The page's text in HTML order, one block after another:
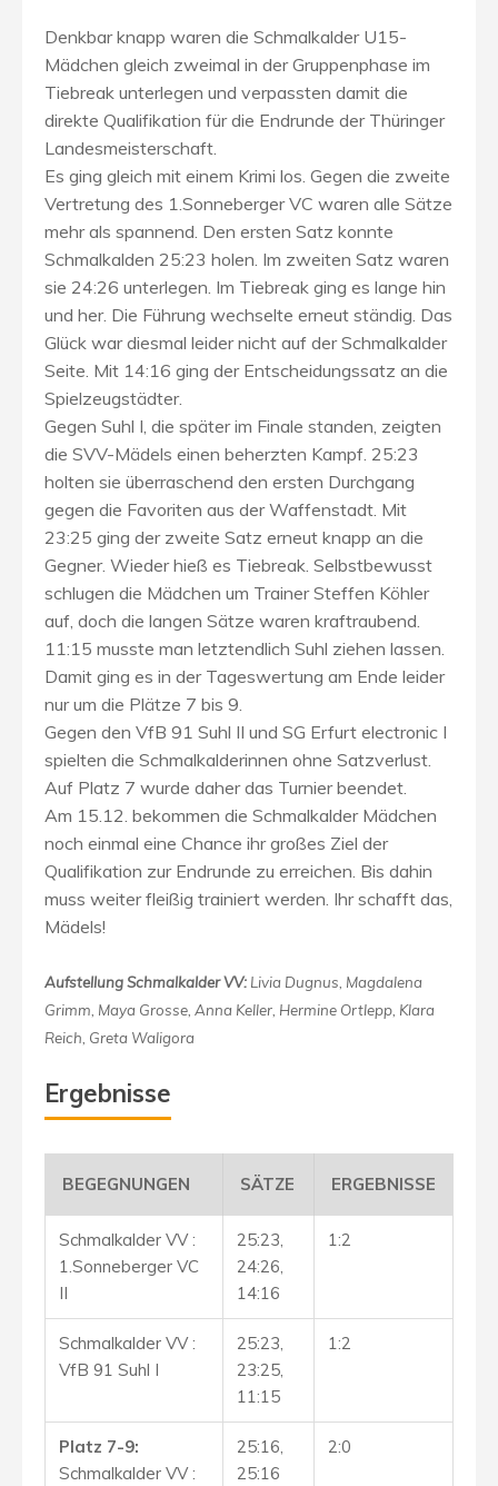
Denkbar knapp waren die Schmalkalder U15-
Mädchen gleich zweimal in der Gruppenphase im
Tiebreak unterlegen und verpassten damit die
direkte Qualifikation für die Endrunde der Thüringer
Landesmeisterschaft.
Es ging gleich mit einem Krimi los. Gegen die zweite
Vertretung des 1.Sonneberger VC waren alle Sätze
mehr als spannend. Den ersten Satz konnte
Schmalkalden 25:23 holen. Im zweiten Satz waren
sie 24:26 unterlegen. Im Tiebreak ging es lange hin
und her. Die Führung wechselte erneut ständig. Das
Glück war diesmal leider nicht auf der Schmalkalder
Seite. Mit 14:16 ging der Entscheidungssatz an die
Spielzeugstädter.
Gegen Suhl I, die später im Finale standen, zeigten
die SVV-Mädels einen beherzten Kampf. 25:23
holten sie überraschend den ersten Durchgang
gegen die Favoriten aus der Waffenstadt. Mit
23:25 ging der zweite Satz erneut knapp an die
Gegner. Wieder hieß es Tiebreak. Selbstbewusst
schlugen die Mädchen um Trainer Steffen Köhler
auf, doch die langen Sätze waren kraftraubend.
11:15 musste man letztendlich Suhl ziehen lassen.
Damit ging es in der Tageswertung am Ende leider
nur um die Plätze 7 bis 9.
Gegen den VfB 91 Suhl II und SG Erfurt electronic I
spielten die Schmalkalderinnen ohne Satzverlust.
Auf Platz 7 wurde daher das Turnier beendet.
Am 15.12. bekommen die Schmalkalder Mädchen
noch einmal eine Chance ihr großes Ziel der
Qualifikation zur Endrunde zu erreichen. Bis dahin
muss weiter fleißig trainiert werden. Ihr schafft das,
Mädels!
Aufstellung Schmalkalder VV: Livia Dugnus, Magdalena
Grimm, Maya Grosse, Anna Keller, Hermine Ortlepp, Klara
Reich, Greta Waligora
Ergebnisse
BEGEGNUNGEN SÄTZE ERGEBNISSE
Schmalkalder VV :
1.Sonneberger VC
II
25:23,
24:26,
14:16
1:2
Schmalkalder VV :
VfB 91 Suhl I
25:23,
23:25,
11:15
1:2
Platz 7-9:
Schmalkalder VV :
25:16,
25:16
2:0